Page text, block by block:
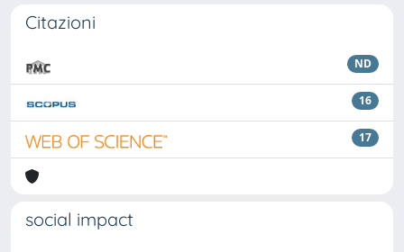
Citazioni
ND
16
17
social impact